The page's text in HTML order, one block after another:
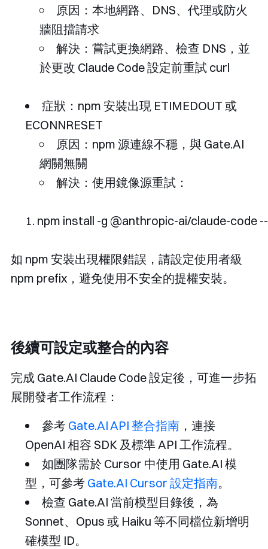
原因：本地網路、DNS、代理或防火
牆阻擋請求
解決：嘗試更換網路、檢查 DNS，並
於更改 Claude Code 設定前重試 curl
症狀：npm 安裝出現 ETIMEDOUT 或
ECONNRESET
原因：npm 源連線不穩，與 Gate.AI
網關無關
解決：使用鏡像源重試：
npm install -g @anthropic-ai/claude-code --
如 npm 安裝出現權限錯誤，請設定使用者級
npm prefix，避免使用不安全的提權安裝。
後續可設定或整合的內容
完成 Gate.AI Claude Code 設定後，可進一步拓
展開發者工作流程：
參考 Gate.AI API 整合指南 ，連接
OpenAI 相容 SDK 及標準 API 工作流程。
如團隊需於 Cursor 中使用 Gate.AI 模
型，可參考 Gate.AI Cursor 設定指南。
檢查 Gate.AI 當前模型目錄後，為
Sonnet、Opus 或 Haiku 等不同檔位新增明
確模型 ID。